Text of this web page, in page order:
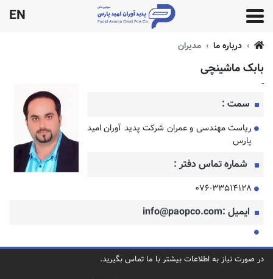
EN
درباره ما مدیران
بابک ماشینچی
-
سمت :
ریاست مهندسی و عمران شرکت پدید آوران امید
پارس
شماره تماس دفتر :
۰۷۶-۳۳۵۱۴۱۲۸
ایمیل :info@paopco.com
در صورت نیاز به اطلاعات بیشتر با ما تماس بگیرید.